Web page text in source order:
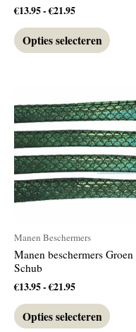
€13.95-€21.95
Opties selecteren
Manen Beschermers
Manen beschermers Groen
Schub
€13.95-€21.95
€13.95
tot
€21.95
Opties selecteren
heeft
Deze
optie
kan